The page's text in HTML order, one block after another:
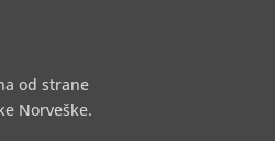
od strane
Norveške.